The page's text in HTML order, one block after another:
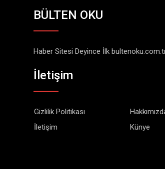
BÜLTEN OKU
Haber Sitesi Deyince İlk
İletişim
Gizlilik Politikası
İletişim
Künye